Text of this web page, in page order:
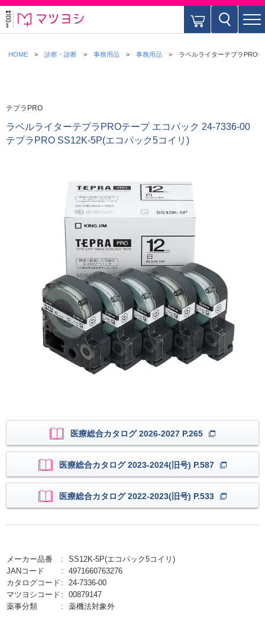
HOME 診察・診断 事務用品 事務用品 ラベルライターテプラPRO
テプラPRO
ラベルライターテプラPROテープ エコパック 24-7336-00
テプラPRO SS12K-5P(エコパック5コイリ)
医療総合カタログ 2026-2027 P.265
医療総合カタログ 2023-2024(旧号) P.587
医療総合カタログ 2022-2023(旧号) P.533
メーカー品番
SS12K-5P(エコパック5コイリ)
JANコード
4971660763276
カタログコード
24-7336-00
マツヨシコード
00879147
薬事分類
薬機法対象外